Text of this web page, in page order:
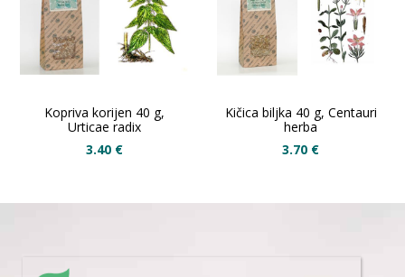
Kopriva korijen 40 g,
Urticae radix
3.40 €
Kičica biljka 40 g, Centauri
herba
3.70 €